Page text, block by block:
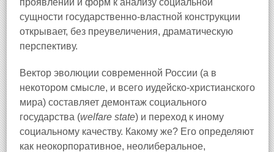
проявлений и форм к анализу социальной
сущности государственно-властной конструкции
открывает, без преувеличения, драматическую
перспективу.
Вектор эволюции современной России (а в
некотором смысле, и всего иудейско-христианского
мира) составляет демонтаж социального
государства (welfare state) и переход к иному
социальному качеству. Какому же? Его определяют
как неокорпоративное, неолиберальное,